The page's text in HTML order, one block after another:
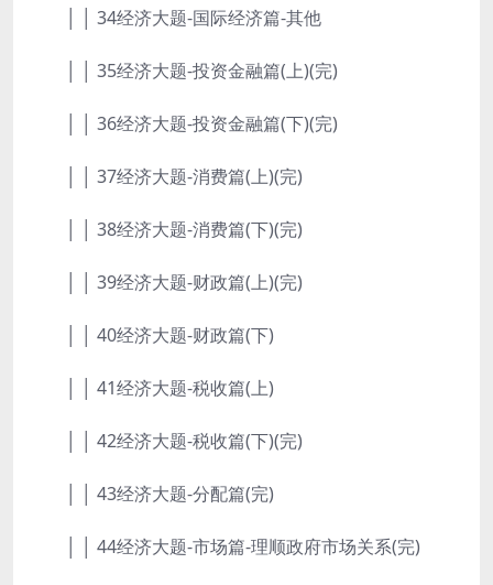
│ │ 34经济大题-国际经济篇-其他
│ │ 35经济大题-投资金融篇(上)(完)
│ │ 36经济大题-投资金融篇(下)(完)
│ │ 37经济大题-消费篇(上)(完)
│ │ 38经济大题-消费篇(下)(完)
│ │ 39经济大题-财政篇(上)(完)
│ │ 40经济大题-财政篇(下)
│ │ 41经济大题-税收篇(上)
│ │ 42经济大题-税收篇(下)(完)
│ │ 43经济大题-分配篇(完)
│ │ 44经济大题-市场篇-理顺政府市场关系(完)